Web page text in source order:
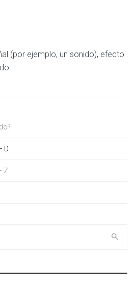
(por ejemplo, un sonido), efecto
D
Z